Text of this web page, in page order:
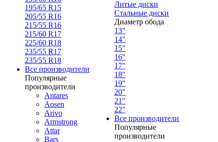
195/65 R15
205/55 R16
215/55 R16
215/60 R17
225/60 R18
235/55 R17
235/55 R18
Все производители
Популярные
производители
Antares
Aosen
Arivo
Armstrong
Attar
Bars
Литые диски
Стальные диски
Диаметр обода
13"
14"
15"
16"
17"
18"
19"
20"
21"
22"
Все производители
Популярные
производители